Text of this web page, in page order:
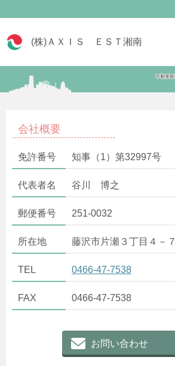
(株)ＡＸＩＳ ＥＳＴ湘南
会社概要
免許番号 知事（1）第32997号
代表者名 谷川 博之
郵便番号 251-0032
所在地 藤沢市片瀬３丁目４－７
TEL 0466-47-7538
FAX 0466-47-7538
お問い合わせ